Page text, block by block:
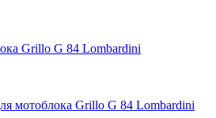
Grillo G 84 Lombardini
мотоблока Grillo G 84 Lombardini